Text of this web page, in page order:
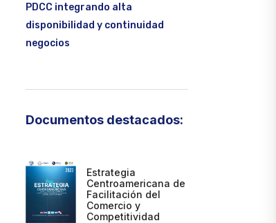
PDCC integrando alta
disponibilidad y continuidad
negocios
Documentos destacados:
Estrategia
Centroamericana de
Facilitación del
Comercio y
Competitividad